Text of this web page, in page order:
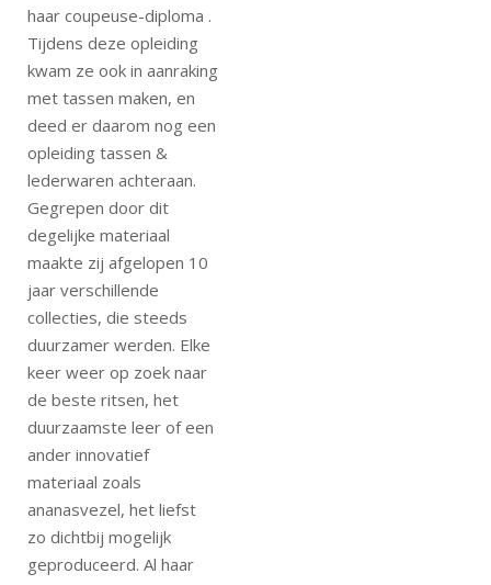
haar coupeuse-diploma .
Tijdens deze opleiding
kwam ze ook in aanraking
met tassen maken, en
deed er daarom nog een
opleiding tassen &
lederwaren achteraan.
Gegrepen door dit
degelijke materiaal
maakte zij afgelopen 10
jaar verschillende
collecties, die steeds
duurzamer werden. Elke
keer weer op zoek naar
de beste ritsen, het
duurzaamste leer of een
ander innovatief
materiaal zoals
ananasvezel, het liefst
zo dichtbij mogelijk
geproduceerd. Al haar